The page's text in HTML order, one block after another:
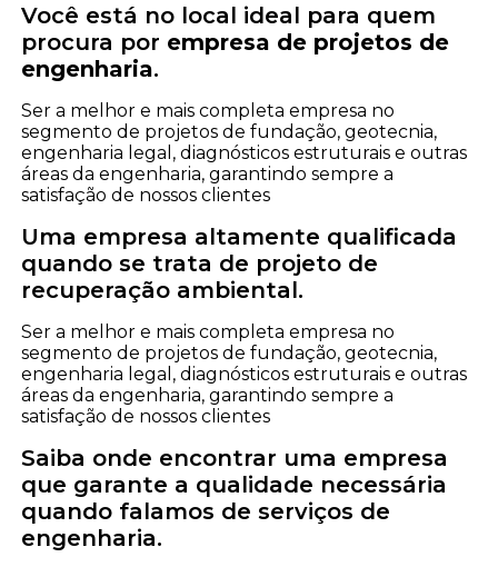
Você está no local ideal para quem
procura por empresa de projetos de
engenharia.
Ser a melhor e mais completa empresa no
segmento de projetos de fundação, geotecnia,
engenharia legal, diagnósticos estruturais e outras
áreas da engenharia, garantindo sempre a
satisfação de nossos clientes
Uma empresa altamente qualificada
quando se trata de projeto de
recuperação ambiental.
Ser a melhor e mais completa empresa no
segmento de projetos de fundação, geotecnia,
engenharia legal, diagnósticos estruturais e outras
áreas da engenharia, garantindo sempre a
satisfação de nossos clientes
Saiba onde encontrar uma empresa
que garante a qualidade necessária
quando falamos de serviços de
engenharia.